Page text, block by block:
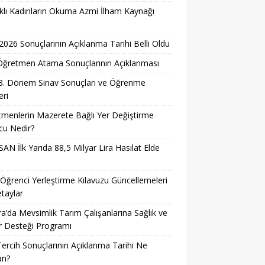
Kadınların Okuma Azmi İlham Kaynağı
Sonuçlarının Açıklanma Tarihi Belli Oldu
Atama Sonuçlarının Açıklanması
Dönem Sınav Sonuçları ve Öğrenme
Mazerete Bağlı Yer Değiştirme
Nedir?
İlk Yarıda 88,5 Milyar Lira Hasılat Elde
Yerleştirme Kılavuzu Güncellemeleri
Mevsimlik Tarım Çalışanlarına Sağlık ve
Desteği Programı
Sonuçlarının Açıklanma Tarihi Ne